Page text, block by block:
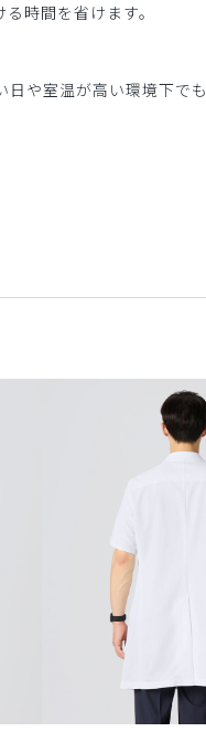
時間を省けます。
や室温が高い環境下で